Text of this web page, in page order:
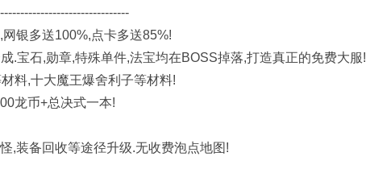
银多送100%,点卡多送85%!
.宝石,勋章,特殊单件,法宝均在BOSS掉落,打造真正的免费大服!
料,十大魔王爆舍利子等材料!
龙币+总决式一本!
,装备回收等途径升级.无收费泡点地图!